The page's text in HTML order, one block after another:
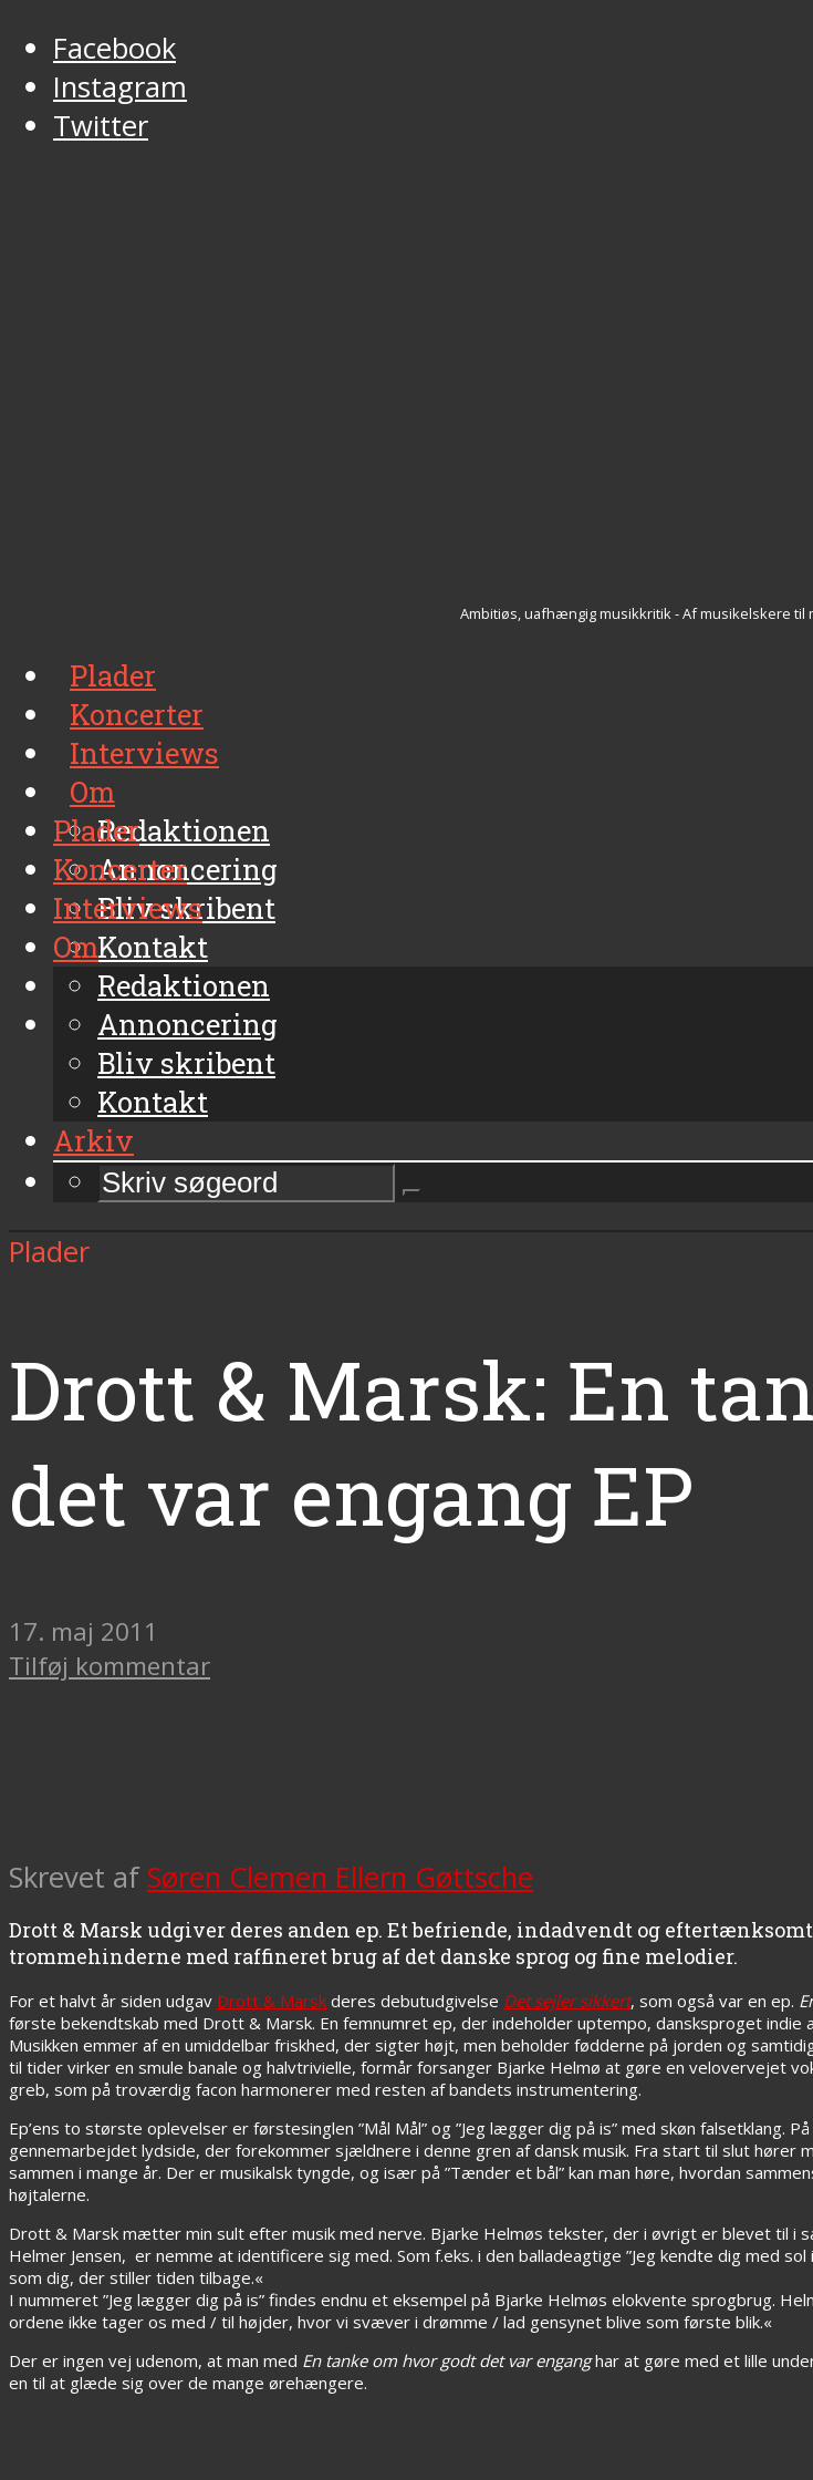
Facebook
Instagram
Twitter
Ambitiøs, uafhængig musikkritik - Af musikelskere til
Plader
Koncerter
Interviews
Om
Redaktionen
Annoncering
Bliv skribent
Kontakt
Arkiv
Plader
Koncerter
Interviews
Om
Redaktionen
Annoncering
Bliv skribent
Kontakt
Arkiv
Plader
Drott & Marsk: En
det var engang EP
17. maj 2011
Tilføj kommentar
Skrevet af Søren Clemen Ellern Gøttsche
Drott & Marsk udgiver deres anden ep. Et befriende, indadvendt og
trommehinderne med raffineret brug af det danske sprog og fine melodier.
For et halvt år siden udgav Drott & Marsk deres debutudgivelse Det sejler sikkert, som også var en ep.
første bekendtskab med Drott & Marsk. En femnumret ep, der indeholder uptempo, dansksproget indie
Musikken emmer af en umiddelbar friskhed, der sigter højt, men beholder fødderne på jorden og
til tider virker en smule banale og halvtrivielle, formår forsanger Bjarke Helmø at gøre en velovervejet
greb, som på troværdig facon harmonerer med resten af bandets instrumentering.
Ep’ens to største oplevelser er førstesinglen ”Mål Mål” og ”Jeg lægger dig på is” med skøn falsetklang.
gennemarbejdet lydside, der forekommer sjældnere i denne gren af dansk musik. Fra start til slut hører
sammen i mange år. Der er musikalsk tyngde, og især på ”Tænder et bål” kan man høre, hvordan
højtalerne.
Drott & Marsk mætter min sult efter musik med nerve. Bjarke Helmøs tekster, der i øvrigt er blevet til i
Helmer Jensen, er nemme at identificere sig med. Som f.eks. i den balladeagtige ”Jeg kendte dig med
som dig, der stiller tiden tilbage.«
I nummeret ”Jeg lægger dig på is” findes endnu et eksempel på Bjarke Helmøs elokvente sprogbrug.
ordene ikke tager os med / til højder, hvor vi svæver i drømme / lad gensynet blive som første blik.«
Der er ingen vej udenom, at man med En tanke om hvor godt det var enganghar at gøre med et lille
en til at glæde sig over de mange ørehængere.